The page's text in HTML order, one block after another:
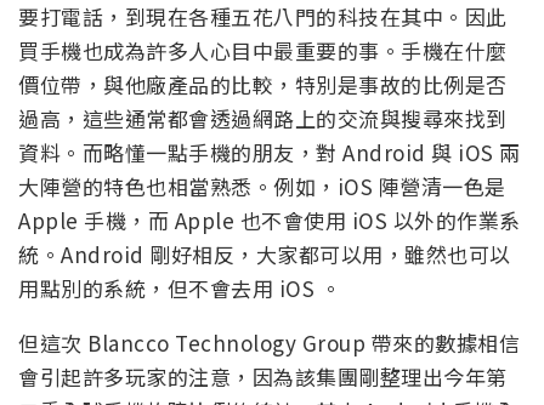
要打電話，到現在各種五花八門的科技在其中。因此
買手機也成為許多人心目中最重要的事。手機在什麼
價位帶，與他廠產品的比較，特別是事故的比例是否
過高，這些通常都會透過網路上的交流與搜尋來找到
資料。而略懂一點手機的朋友，對 Android 與 iOS 兩
大陣營的特色也相當熟悉。例如，iOS 陣營清一色是
Apple 手機，而 Apple 也不會使用 iOS 以外的作業系
統。Android 剛好相反，大家都可以用，雖然也可以
用點別的系統，但不會去用 iOS 。
但這次 Blancco Technology Group 帶來的數據相信
會引起許多玩家的注意，因為該集團剛整理出今年第